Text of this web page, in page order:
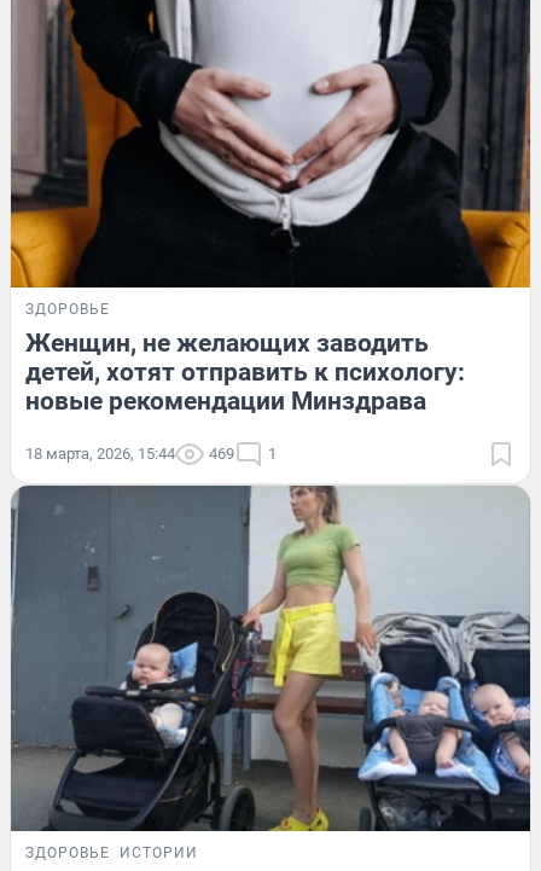
ЗДОРОВЬЕ
Женщин, не желающих заводить
детей, хотят отправить к психологу:
новые рекомендации Минздрава
18 марта, 2026, 15:44 469 1
ЗДОРОВЬЕ ИСТОРИИ